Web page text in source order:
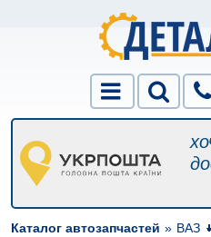
Каталог автозапчастей » ВАЗ